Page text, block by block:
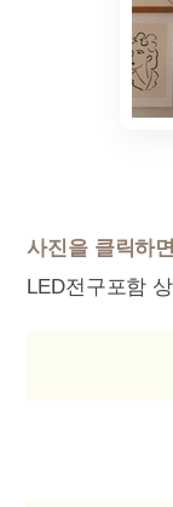
사진을 클릭하면
LED전구포함